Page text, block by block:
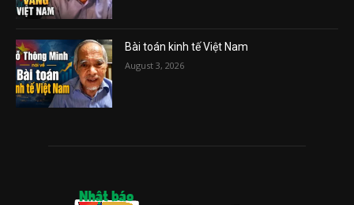
Bài toán kinh tế Việt Nam
August 3, 2026